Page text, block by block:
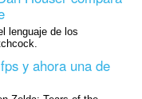
lenguaje de los
y ahora una de